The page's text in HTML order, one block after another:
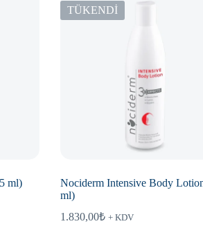
ml)
TÜKENDİ
Nociderm Intensive Body
ml)
1.830,00₺ + KDV